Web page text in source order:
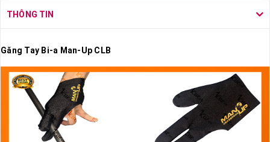
THÔNG TIN
Găng Tay Bi-a Man-Up CLB